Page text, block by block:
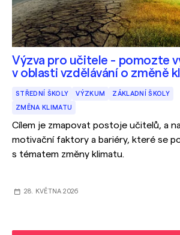
Výzva pro učitele - pomozte
v oblasti vzdělávání o změně
STŘEDNÍ ŠKOLY VÝZKUM ZÁKLADNÍ ŠKOLY
ZMĚNA KLIMATU
Cílem je zmapovat postoje učitelů, a
motivační faktory a bariéry, které se
s tématem změny klimatu.
28. KVĚTNA 2026